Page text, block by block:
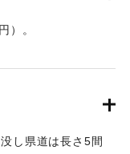
）。
し県道は長さ5間